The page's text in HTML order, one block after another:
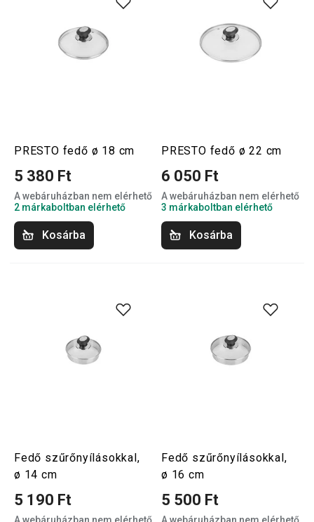
PRESTO fedő ø 18 cm
5 380 Ft
A webáruházban nem elérhető
2 márkaboltban elérhető
Kosárba
PRESTO fedő ø 22 cm
6 050 Ft
A webáruházban nem elérhető
3 márkaboltban elérhető
Kosárba
Fedő szűrőnyílásokkal,
ø 14 cm
5 190 Ft
Fedő szűrőnyílásokkal,
ø 16 cm
5 500 Ft